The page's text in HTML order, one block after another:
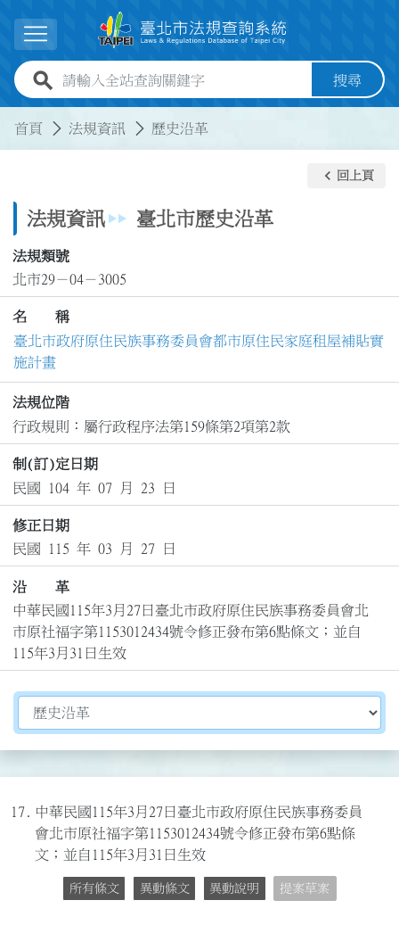
展開選單
全站查詢關鍵字欄位 搜尋
首頁 法規資訊 歷史沿革
法規資訊 臺北市歷史沿革
keyboard_arrow_left 回上頁
法規類號
北市29－04－3005
名 稱
臺北市政府原住民族事務委員會都市原住民家庭租屋補貼實
施計畫
法規位階
行政規則：屬行政程序法第159條第2項第2款
制(訂)定日期
民國 104 年 07 月 23 日
修正日期
民國 115 年 03 月 27 日
沿 革
中華民國115年3月27日臺北市政府原住民族事務委員會北
市原社福字第1153012434號令修正發布第6點條文；並自
115年3月31日生效
切換選擇法規資訊內容
17.
中華民國115年3月27日臺北市政府原住民族事務委員
會北市原社福字第1153012434號令修正發布第6點條
文；並自115年3月31日生效
所有條文 異動條文 異動說明 提案草案